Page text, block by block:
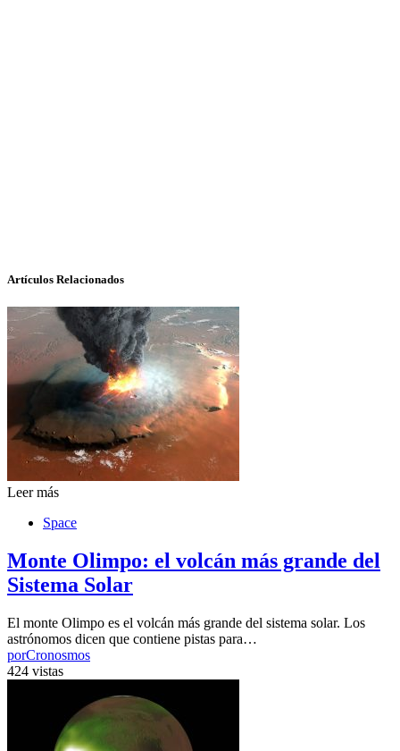
Artículos Relacionados
Leer más
Space
Monte Olimpo: el volcán más grande del
Sistema Solar
El monte Olimpo es el volcán más grande del sistema solar. Los
astrónomos dicen que contiene pistas para…
porCronosmos
424 vistas